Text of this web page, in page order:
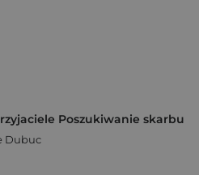
Poszukiwanie skarbu
Dubuc